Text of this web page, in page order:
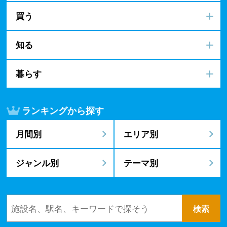
買う
知る
暮らす
ランキングから探す
月間別 エリア別
ジャンル別 テーマ別